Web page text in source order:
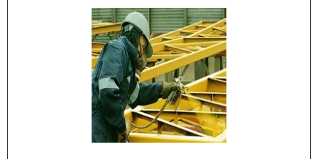
industrial na bahia responsável, chega até a Teman
Engenharia. Disponibilizand...